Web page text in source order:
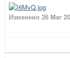
Изменено 26 Mar